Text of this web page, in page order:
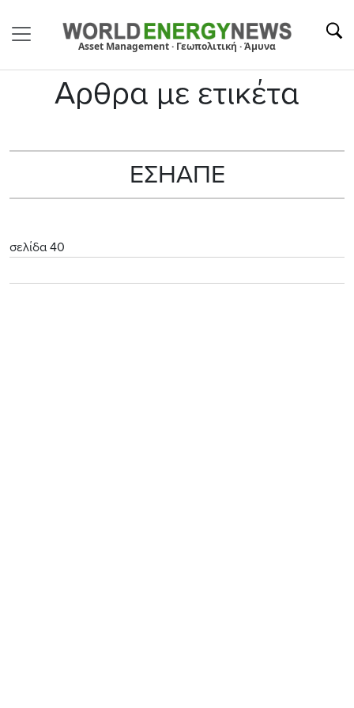
Asset Management · Γεωπολιτική · Άμυνα
Αρθρα με ετικέτα
ΕΣΗΑΠΕ
σελίδα 40